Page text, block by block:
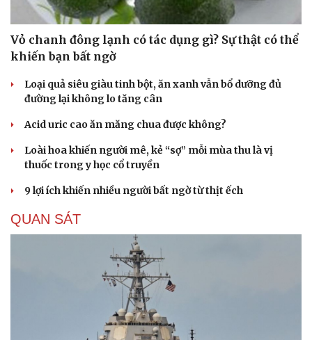
Hạt giống tâm hồn
Vỏ chanh đông lạnh có tác dụng gì? Sự thật có thể
khiến bạn bất ngờ
Loại quả siêu giàu tinh bột, ăn xanh vẫn bổ dưỡng đủ
đường lại không lo tăng cân
Acid uric cao ăn măng chua được không?
Loài hoa khiến người mê, kẻ “sợ” mỗi mùa thu là vị
thuốc trong y học cổ truyền
9 lợi ích khiến nhiều người bất ngờ từ thịt ếch
QUAN SÁT